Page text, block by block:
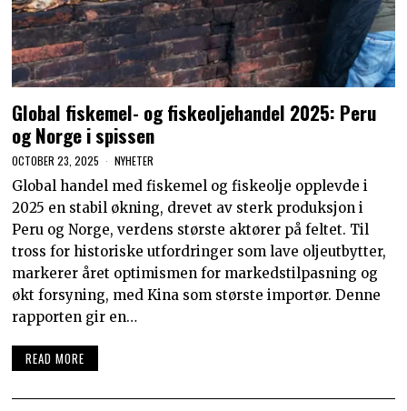
Global fiskemel- og fiskeoljehandel 2025: Peru
og Norge i spissen
OCTOBER 23, 2025 NYHETER
Global handel med fiskemel og fiskeolje opplevde i
2025 en stabil økning, drevet av sterk produksjon i
Peru og Norge, verdens største aktører på feltet. Til
tross for historiske utfordringer som lave oljeutbytter,
markerer året optimismen for markedstilpasning og
økt forsyning, med Kina som største importør. Denne
rapporten gir en…
READ MORE